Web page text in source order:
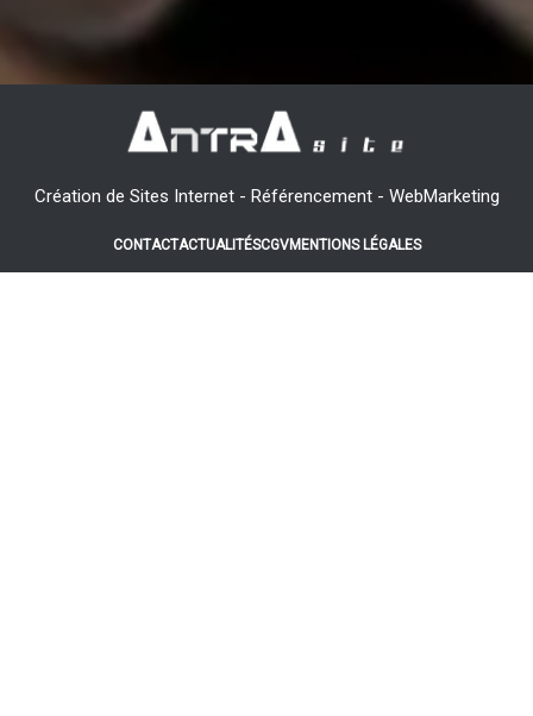
Création de Sites Internet - Référencement - WebMarketing
CONTACTACTUALITÉSCGVMENTIONS LÉGALES